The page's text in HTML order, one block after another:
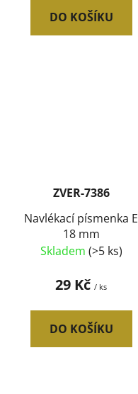
DO KOŠÍKU
ZVER-7386
Navlékací písmenka E
18 mm
Skladem (>5 ks)
29 Kč / ks
DO KOŠÍKU